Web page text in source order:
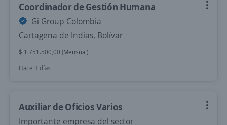
Coordinador de Gestión Humana
Gi Group Colombia
Cartagena de Indias, Bolívar
$ 1.751.500,00 (Mensual)
Hace 3 días
Auxiliar de Oficios Varios
Importante empresa del sector